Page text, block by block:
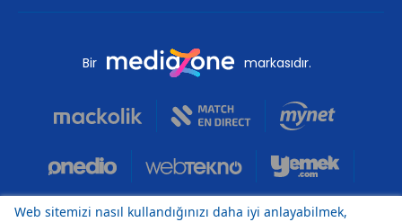
Bir markasıdır.